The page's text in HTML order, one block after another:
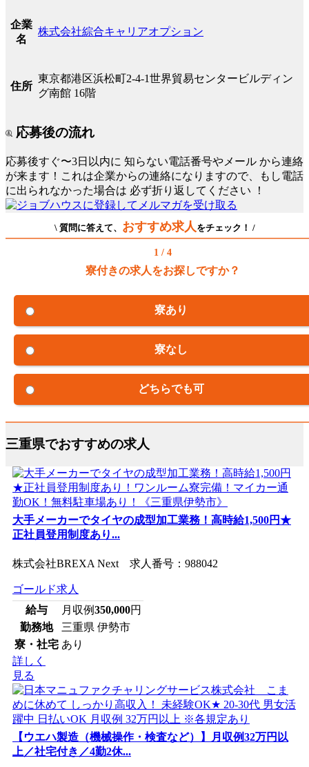
企業
名
株式会社綜合キャリアオプション
住所
東京都港区浜松町2-4-1世界貿易センタービルディン
グ南館 16階
応募後の流れ
応募後すぐ〜3日以内に 知らない電話番号やメール から連絡
が来ます！これは企業からの連絡になりますので、もし電話
に出られなかった場合は 必ず折り返してください ！
\ 質問に答えて、 おすすめ求人 をチェック！ /
1 / 4
寮付きの求人をお探しですか？
寮あり
寮なし
どちらでも可
三重県でおすすめの求人
大手メーカーでタイヤの成型加工業務！高時給1,500円★
正社員登用制度あり...
株式会社BREXA Next 求人番号：988042
ゴールド求人
給与
月収例350,000円
勤務地
三重県 伊勢市
寮・社宅 あり
詳しく
見る
【ウエハ製造（機械操作・検査など）】月収例32万円以
上／社宅付き／4勤2休...